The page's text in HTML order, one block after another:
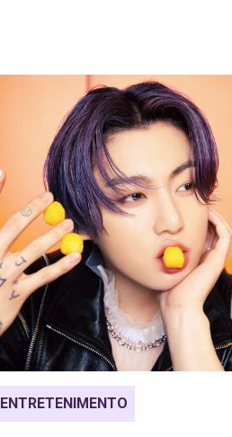
ENTRETENIMENTO